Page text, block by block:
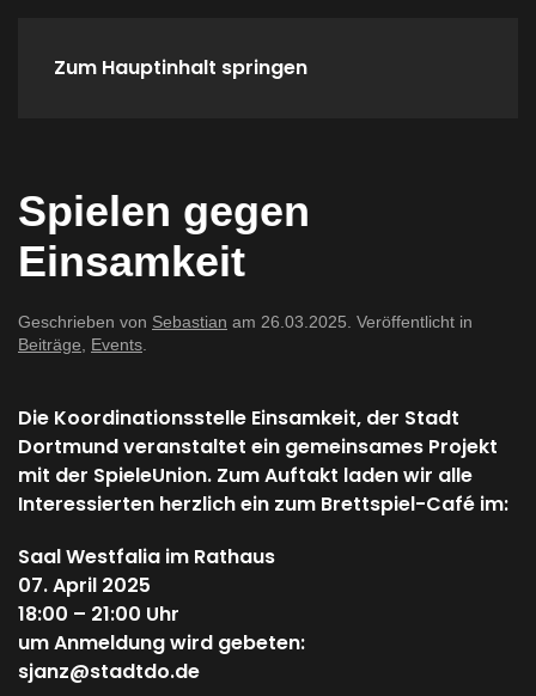
Zum Hauptinhalt springen
Home
Spielen gegen
Einsamkeit
Geschrieben von Sebastian am 26.03.2025. Veröffentlicht in
Beiträge, Events.
Die Koordinationsstelle Einsamkeit, der Stadt
Dortmund veranstaltet ein gemeinsames Projekt
mit der SpieleUnion. Zum Auftakt laden wir alle
Interessierten herzlich ein zum Brettspiel-Café im:
Saal Westfalia im Rathaus
07. April 2025
18:00 – 21:00 Uhr
um Anmeldung wird gebeten:
sjanz@stadtdo.de